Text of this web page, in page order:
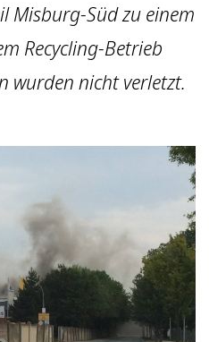
Misburg-Süd zu einem
Recycling-Betrieb
wurden nicht verletzt.